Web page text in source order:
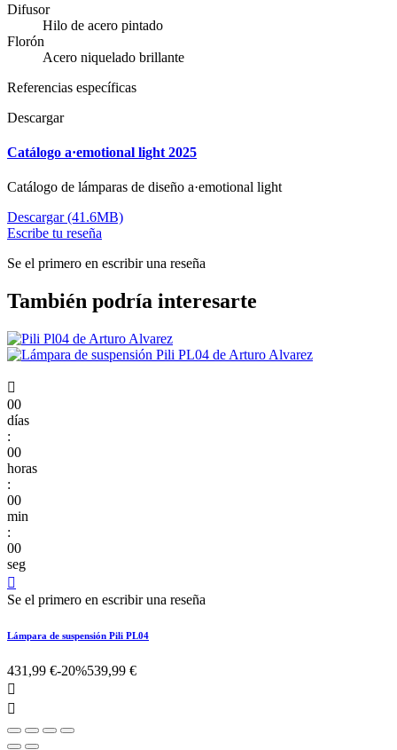
Difusor
Hilo de acero pintado
Florón
Acero niquelado brillante
Referencias específicas
Descargar
Catálogo a·emotional light 2025
Catálogo de lámparas de diseño a·emotional light
Descargar (41.6MB)
Escribe tu reseña
Se el primero en escribir una reseña
También podría interesarte

00
días
:
00
horas
:
00
min
:
00
seg

Se el primero en escribir una reseña
Lámpara de suspensión Pili PL04
431,99 €-20%539,99 €

